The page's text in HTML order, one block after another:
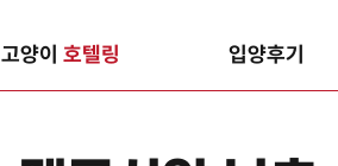
고양이호텔링 입양후기